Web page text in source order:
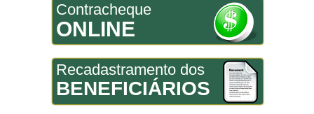
Contracheque
ONLINE
Recadastramento dos
BENEFICIÁRIOS